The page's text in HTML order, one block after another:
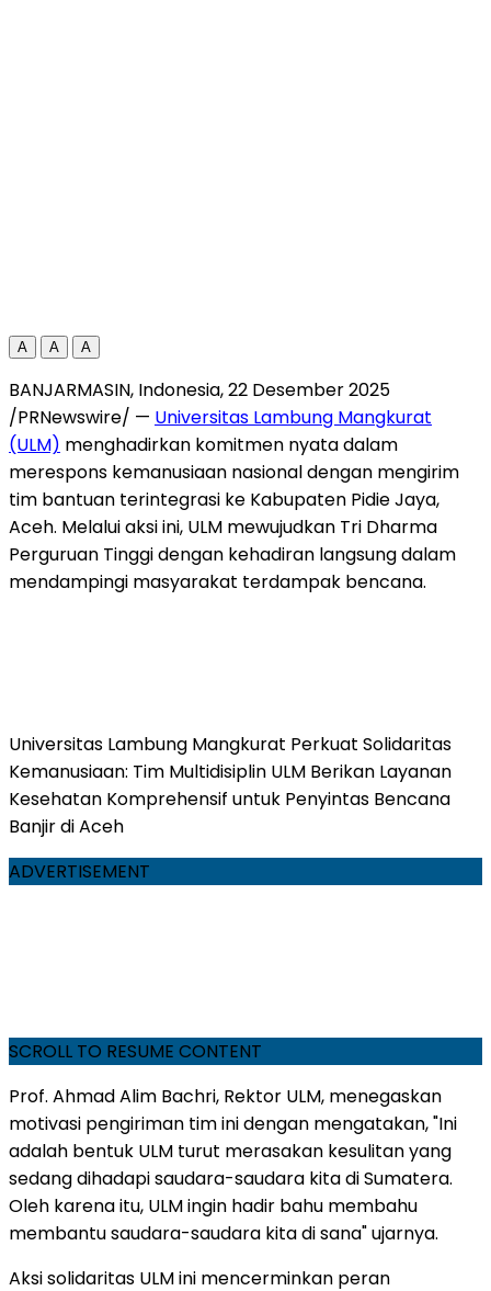
A A A
BANJARMASIN, Indonesia,22 Desember 2025
/PRNewswire/ — Universitas Lambung Mangkurat
(ULM) menghadirkan komitmen nyata dalam
merespons kemanusiaan nasional dengan mengirim
tim bantuan terintegrasi ke Kabupaten Pidie Jaya,
Aceh. Melalui aksi ini, ULM mewujudkan Tri Dharma
Perguruan Tinggi dengan kehadiran langsung dalam
mendampingi masyarakat terdampak bencana.
Universitas Lambung Mangkurat Perkuat Solidaritas
Kemanusiaan: Tim Multidisiplin ULM Berikan Layanan
Kesehatan Komprehensif untuk Penyintas Bencana
Banjir di Aceh
ADVERTISEMENT
SCROLL TO RESUME CONTENT
Prof. Ahmad Alim Bachri, Rektor ULM, menegaskan
motivasi pengiriman tim ini dengan mengatakan, "Ini
adalah bentuk ULM turut merasakan kesulitan yang
sedang dihadapi saudara-saudara kita di Sumatera.
Oleh karena itu, ULM ingin hadir bahu membahu
membantu saudara-saudara kita di sana" ujarnya.
Aksi solidaritas ULM ini mencerminkan peran